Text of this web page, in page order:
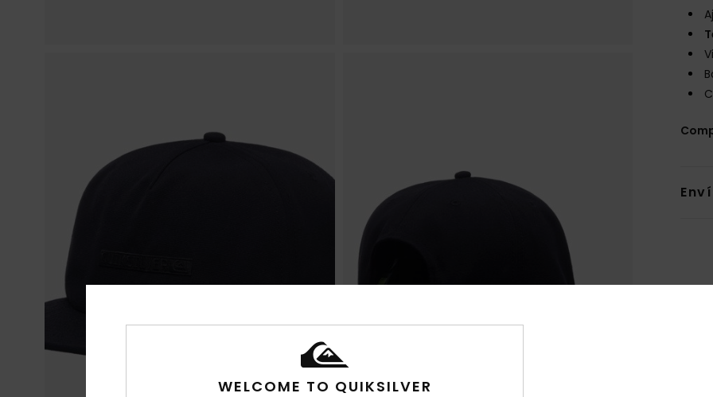
WELCOME TO QUIKSILVER